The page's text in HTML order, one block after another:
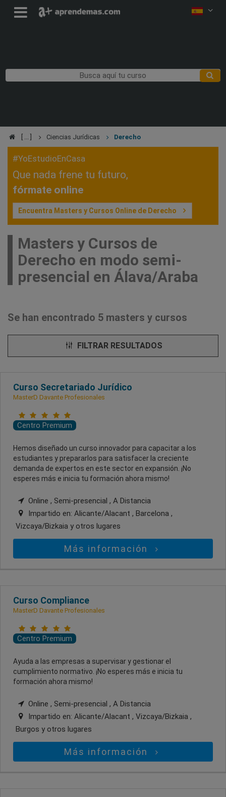
Ciencias Jurídicas Derecho
#YoEstudioEnCasa
Que nada frene tu futuro,
fórmate online
Encuentra Masters y Cursos Online de Derecho
Masters y Cursos de
Derecho en modo semi-
presencial en Álava/Araba
Se han encontrado 5 masters y cursos
FILTRAR RESULTADOS
Curso Secretariado Jurídico
MasterD Davante Profesionales
Centro Premium
Hemos diseñado un curso innovador para capacitar a los
estudiantes y prepararlos para satisfacer la creciente
demanda de expertos en este sector en expansión. ¡No
esperes más e inicia tu formación ahora mismo!
Online , Semi-presencial , A Distancia
Impartido en: Alicante/Alacant , Barcelona ,
Vizcaya/Bizkaia y otros lugares
Más información
Curso Compliance
MasterD Davante Profesionales
Centro Premium
Ayuda a las empresas a supervisar y gestionar el
cumplimiento normativo. ¡No esperes más e inicia tu
formación ahora mismo!
Online , Semi-presencial , A Distancia
Impartido en: Alicante/Alacant , Vizcaya/Bizkaia ,
Burgos y otros lugares
Más información